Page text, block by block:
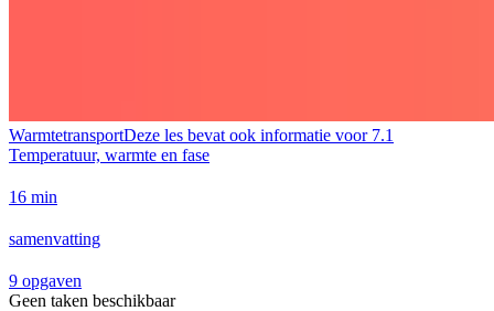
WarmtetransportDeze les bevat ook informatie voor 7.1
Temperatuur, warmte en fase
16 min
samenvatting
9 opgaven
Geen taken beschikbaar